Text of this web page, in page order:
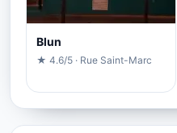
Blun
★ 4.6/5 · Rue Saint-Marc